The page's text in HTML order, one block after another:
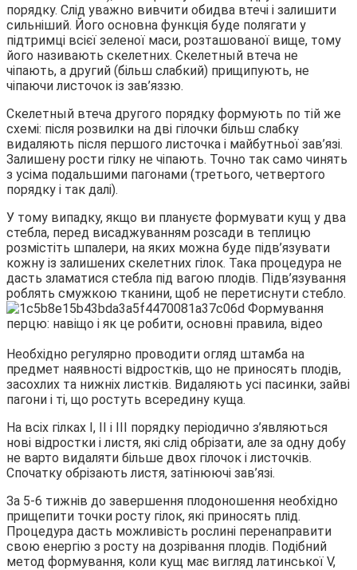
порядку. Слід уважно вивчити обидва втечі і залишити
сильніший. Його основна функція буде полягати у
підтримці всієї зеленої маси, розташованої вище, тому
його називають скелетних. Скелетный втеча не
чіпають, а другий (більш слабкий) прищипують, не
чіпаючи листочок із зав’яззю.
Скелетный втеча другого порядку формують по тій же
схемі: після розвилки на дві гілочки більш слабку
видаляють після першого листочка і майбутньої зав’язі.
Залишену рости гілку не чіпають. Точно так само чинять
з усіма подальшими пагонами (третього, четвертого
порядку і так далі).
У тому випадку, якщо ви плануєте формувати кущ у два
стебла, перед висаджуванням розсади в теплицю
розмістіть шпалери, на яких можна буде підв’язувати
кожну із залишених скелетних гілок. Така процедура не
дасть зламатися стебла під вагою плодів. Підв’язування
роблять смужкою тканини, щоб не перетиснути стебло.
Необхідно регулярно проводити огляд штамба на
предмет наявності відростків, що не приносять плодів,
засохлих та нижніх листків. Видаляють усі пасинки, зайві
пагони і ті, що ростуть всередину куща.
На всіх гілках I, II і III порядку періодично з’являються
нові відростки і листя, які слід обрізати, але за одну добу
не варто видаляти більше двох гілочок і листочків.
Спочатку обрізають листя, затінюючі зав’язі.
За 5-6 тижнів до завершення плодоношення необхідно
прищепити точки росту гілок, які приносять плід.
Процедура дасть можливість рослині перенаправити
свою енергію з росту на дозрівання плодів. Подібний
метод формування, коли кущ має вигляд латинської V,